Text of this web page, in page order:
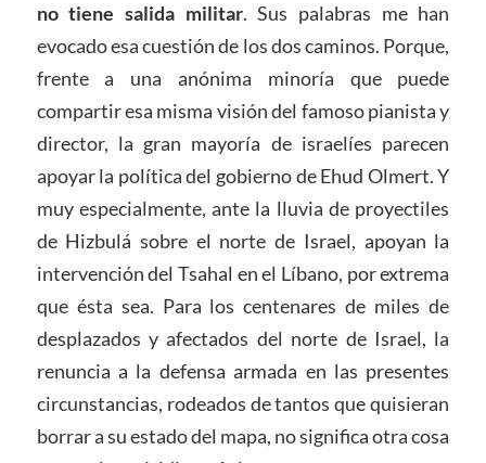
no tiene salida militar. Sus palabras me han
evocado esa cuestión de los dos caminos. Porque,
frente a una anónima minoría que puede
compartir esa misma visión del famoso pianista y
director, la gran mayoría de israelíes parecen
apoyar la política del gobierno de Ehud Olmert. Y
muy especialmente, ante la lluvia de proyectiles
de Hizbulá sobre el norte de Israel, apoyan la
intervención del Tsahal en el Líbano, por extrema
que ésta sea. Para los centenares de miles de
desplazados y afectados del norte de Israel, la
renuncia a la defensa armada en las presentes
circunstancias, rodeados de tantos que quisieran
borrar a su estado del mapa, no significa otra cosa